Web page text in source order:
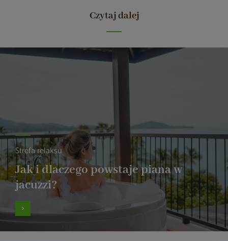
Czytaj dalej
Strefa relaksu
Jak i dlaczego powstaje piana w
jacuzzi?